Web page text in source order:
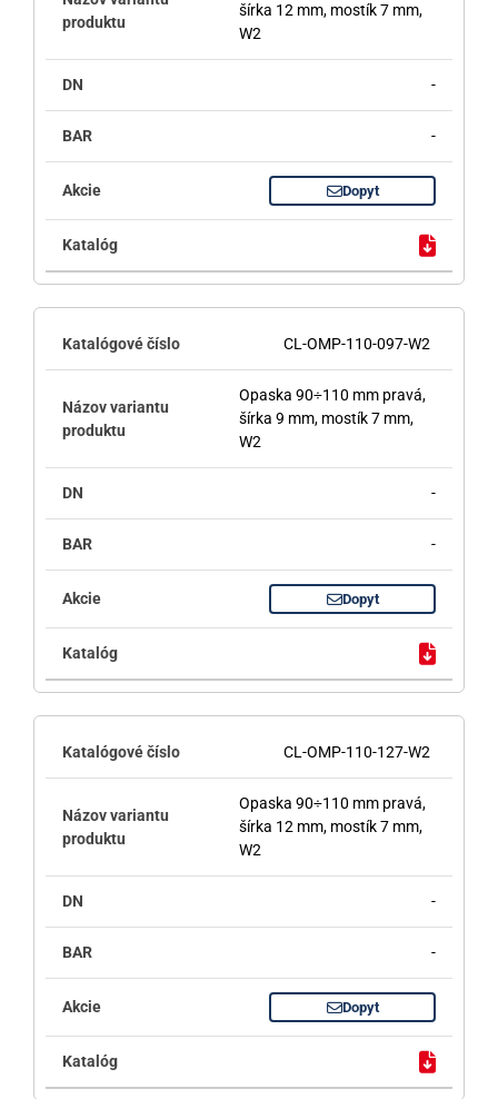
šírka 12 mm, mostík 7 mm,
W2
-
-
Dopyt
CL-OMP-110-097-W2
Opaska 90÷110 mm pravá,
šírka 9 mm, mostík 7 mm,
W2
-
-
Dopyt
CL-OMP-110-127-W2
Opaska 90÷110 mm pravá,
šírka 12 mm, mostík 7 mm,
W2
-
-
Dopyt